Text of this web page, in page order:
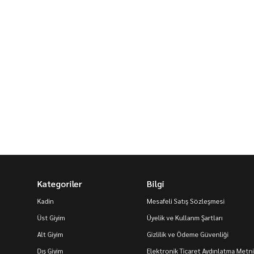
Kategoriler
Kadin
Üst Giyim
Alt Giyim
Dış Giyim
Bilgi
Mesafeli Satış Sözleşmesi
Üyelik ve Kullanm Şartları
Gizlilik ve Ödeme Güvenliği
Elektronik Ticaret Aydınlatma Metni